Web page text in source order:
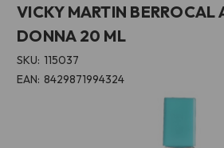
VICKY MARTIN BERROCAL
DONNA 20 ML
SKU: 115037
EAN: 8429871994324